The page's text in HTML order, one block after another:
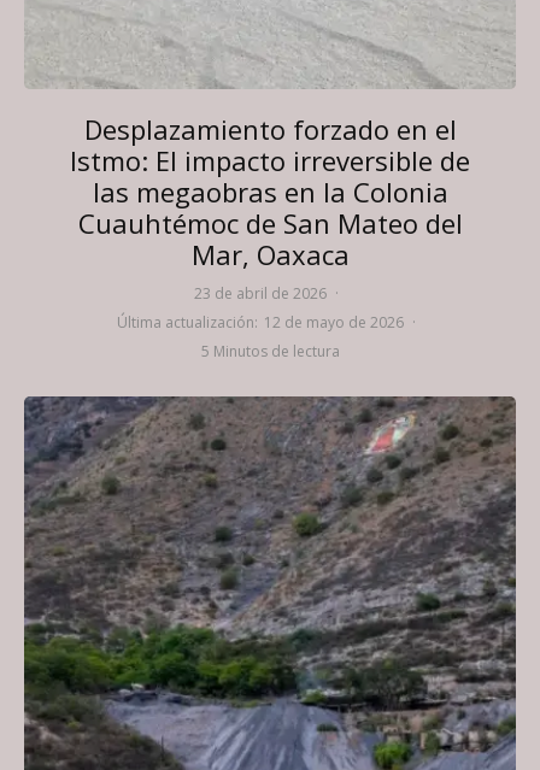
Desplazamiento forzado en el
Istmo: El impacto irreversible de
las megaobras en la Colonia
Cuauhtémoc de San Mateo del
Mar, Oaxaca
23 de abril de 2026 ·
Última actualización: 12 de mayo de 2026 ·
5 Minutos de lectura